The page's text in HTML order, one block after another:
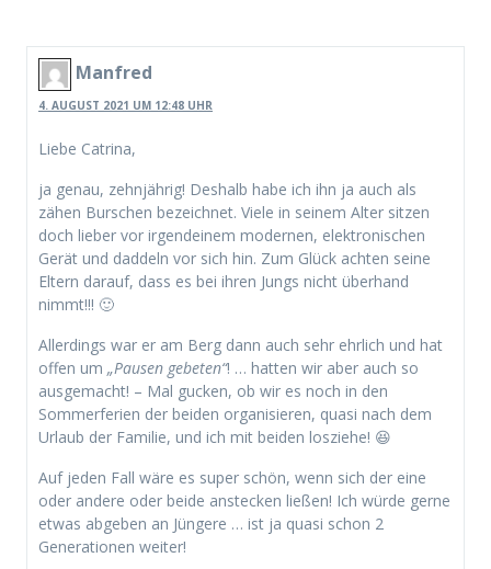
Manfred
4. AUGUST 2021 UM 12:48 UHR
Liebe Catrina,
ja genau, zehnjährig! Deshalb habe ich ihn ja auch als
zähen Burschen bezeichnet. Viele in seinem Alter sitzen
doch lieber vor irgendeinem modernen, elektronischen
Gerät und daddeln vor sich hin. Zum Glück achten seine
Eltern darauf, dass es bei ihren Jungs nicht überhand
nimmt!!! 🙂
Allerdings war er am Berg dann auch sehr ehrlich und hat
offen um „Pausen gebeten“! … hatten wir aber auch so
ausgemacht! – Mal gucken, ob wir es noch in den
Sommerferien der beiden organisieren, quasi nach dem
Urlaub der Familie, und ich mit beiden losziehe! 😆
Auf jeden Fall wäre es super schön, wenn sich der eine
oder andere oder beide anstecken ließen! Ich würde gerne
etwas abgeben an Jüngere … ist ja quasi schon 2
Generationen weiter!